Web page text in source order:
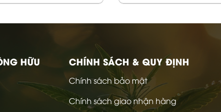
HỮU CHÍNH SÁCH & QUY ĐỊNH
Chính sách bảo mật
Chính sách giao nhận hàng